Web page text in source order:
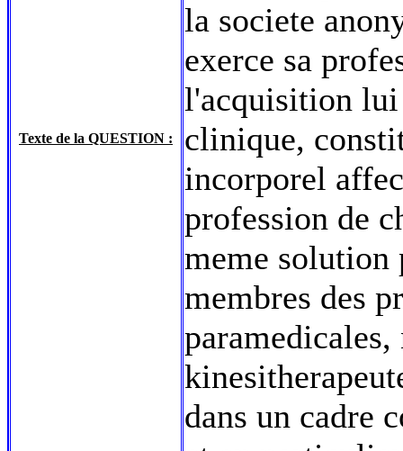
Texte de la QUESTION :
la societe
exerce sa
l'acquisition lui
clinique,
incorporel
profession de
meme solution
membres des
dans un cadre